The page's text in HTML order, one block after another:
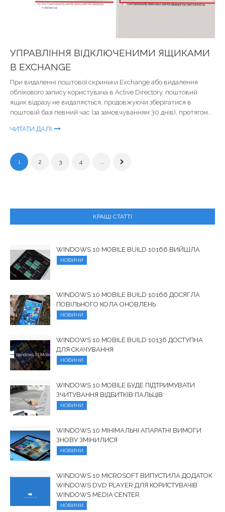
УПРАВЛІННЯ ВІДКЛЮЧЕНИМИ ЯЩИКАМИ
В EXCHANGE
При видаленні поштової скриньки Exchange або видалення
облікового запису користувача в Active Directory, поштовий
ящик відразу не видаляється, продовжуючи зберігатися в
поштовій базі певний час (за замовчуванням 30 днів), протягом...
ЧИТАТИ ДАЛІ
1 2 3 4 ...
КРАЩІ СТАТТІ
WINDOWS 10 MOBILE BUILD 10166 ВИЙШЛА
НОВИНИ
WINDOWS 10 MOBILE BUILD 10166 ДОСЯГЛА
ПОВІЛЬНОГО КОЛА ОНОВЛЕНЬ
НОВИНИ
WINDOWS 10 MOBILE BUILD 10136 ДОСТУПНА
ДЛЯ СКАЧУВАННЯ
НОВИНИ
WINDOWS 10 MOBILE БУДЕ ПІДТРИМУВАТИ
ЗЧИТУВАННЯ ВІДБИТКІВ ПАЛЬЦІВ
НОВИНИ
WINDOWS 10 МІНІМАЛЬНІ АПАРАТНІ ВИМОГИ
ЗНОВУ ЗМІНИЛИСЯ
НОВИНИ
WINDOWS 10 MICROSOFT ВИПУСТИЛА ДОДАТОК
WINDOWS DVD PLAYER ДЛЯ КОРИСТУВАЧІВ
WINDOWS MEDIA CENTER
НОВИНИ